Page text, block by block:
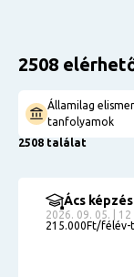
2508
Államilag
tanfolyamok
2508 találat
Ács
2026. 09. 05. |
215.000Ft/